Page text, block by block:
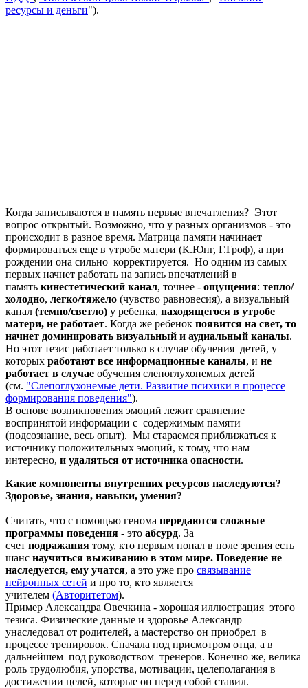
ресурсы и деньги").
Когда записываются в память первые впечатления? Этот
вопрос открытый. Возможно, что у разных организмов - это
происходит в разное время. Матрица памяти начинает
формироваться еще в утробе матери (К.Юнг, Г.Гроф), а при
рождении она сильно корректируется. Но одним из самых
первых начнет работать на запись впечатлений в
память кинестетический канал, точнее - ощущения: тепло/
холодно, легко/тяжело (чувство равновесия), а визуальный
канал (темно/светло) у ребенка, находящегося в утробе
матери, не работает. Когда же ребенок появится на свет, то
начнет доминировать визуальный и аудиальный каналы.
Но этот тезис работает только в случае обучения детей, у
которых работают все информационные каналы, и не
работает в случае обучения слепоглухонемых детей
(см. "Слепоглухонемые дети. Развитие психики в процессе
формирования поведения").
В основе возникновения эмоций лежит сравнение
воспринятой информации с содержимым памяти
(подсознание, весь опыт). Мы стараемся приближаться к
источнику положительных эмоций, к тому, что нам
интересно, и удаляться от источника опасности.
Какие компоненты внутренних ресурсов наследуются?
Здоровье, знания, навыки, умения?
Считать, что с помощью генома передаются сложные
программы поведения - это абсурд. За
счет подражания тому, кто первым попал в поле зрения есть
шанс научиться выживанию в этом мире. Поведение не
наследуется, ему учатся, а это уже про связывание
нейронных сетей и про то, кто является
учителем (Авторитетом).
Пример Александра Овечкина - хорошая иллюстрация этого
тезиса. Физические данные и здоровье Александр
унаследовал от родителей, а мастерство он приобрел в
процессе тренировок. Сначала под присмотром отца, а в
дальнейшем под руководством тренеров. Конечно же, велика
роль трудолюбия, упорства, мотивации, целеполагания в
достижении целей, которые он перед собой ставил.